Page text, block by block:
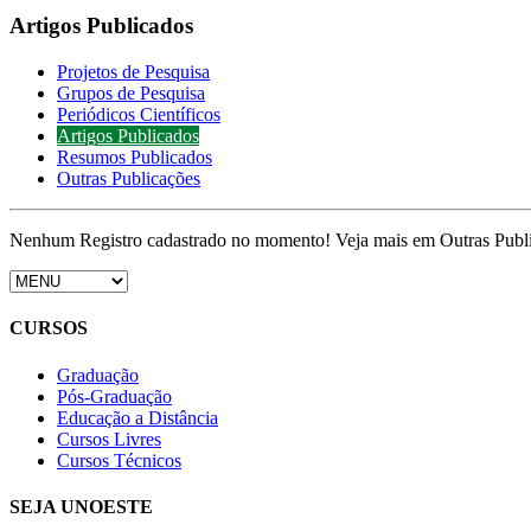
Artigos Publicados
Projetos de Pesquisa
Grupos de Pesquisa
Periódicos Científicos
Artigos Publicados
Resumos Publicados
Outras Publicações
Nenhum Registro cadastrado no momento! Veja mais em Outras
CURSOS
Graduação
Pós-Graduação
Educação a Distância
Cursos Livres
Cursos Técnicos
SEJA UNOESTE